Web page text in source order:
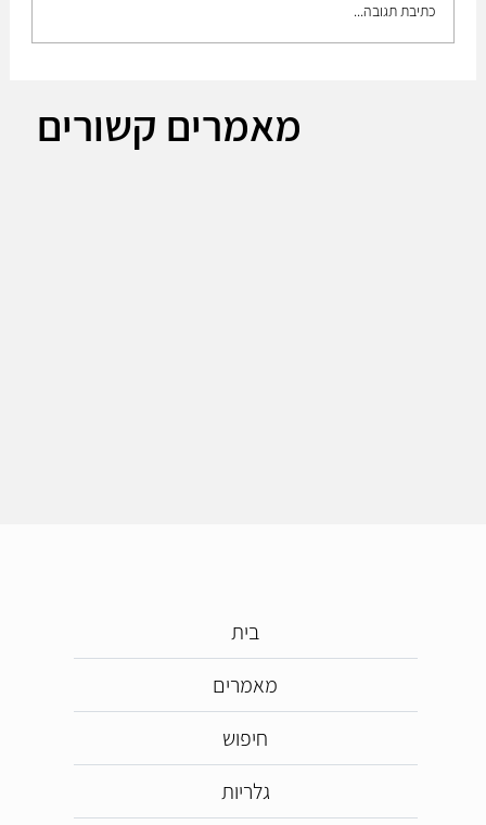
כתיבת תגובה...
מאמרים קשורים
בית
מאמרים
חיפוש
גלריות